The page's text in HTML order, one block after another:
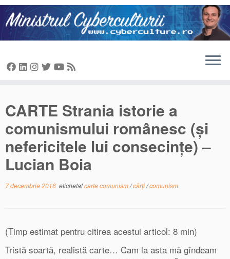
Sari
la
conținut
CARTE Strania istorie a
comunismului românesc (și
nefericitele lui consecințe) –
Lucian Boia
7 decembrie 2016 etichetatcarte comunism/cărți/comunism
(Timp estimat pentru citirea acestui articol: 8 min)
Tristă soartă, realistă carte… Cam la asta mă gîndeam